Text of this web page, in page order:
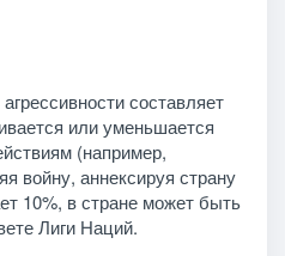
составляет
или уменьшается
(например,
войну, аннексируя страну
10%, в стране может быть
Лиги Наций.